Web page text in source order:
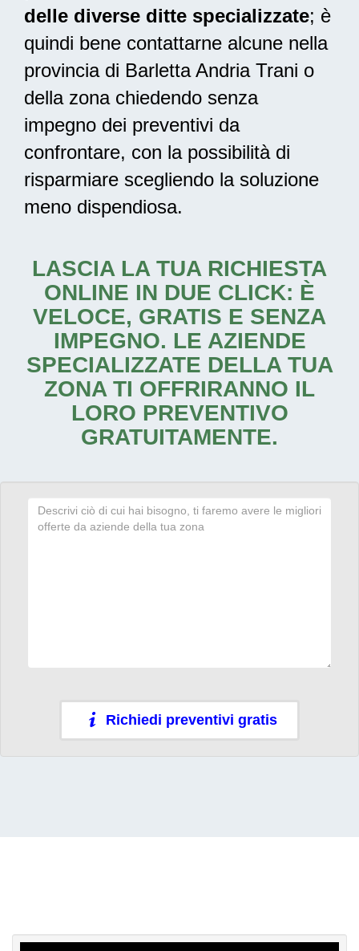
delle diverse ditte specializzate; è
quindi bene contattarne alcune nella
provincia di Barletta Andria Trani o
della zona chiedendo senza
impegno dei preventivi da
confrontare, con la possibilità di
risparmiare scegliendo la soluzione
meno dispendiosa.
LASCIA LA TUA RICHIESTA
ONLINE IN DUE CLICK: È
VELOCE, GRATIS E SENZA
IMPEGNO. LE AZIENDE
SPECIALIZZATE DELLA TUA
ZONA TI OFFRIRANNO IL
LORO PREVENTIVO
GRATUITAMENTE.
Richiedi preventivi gratis